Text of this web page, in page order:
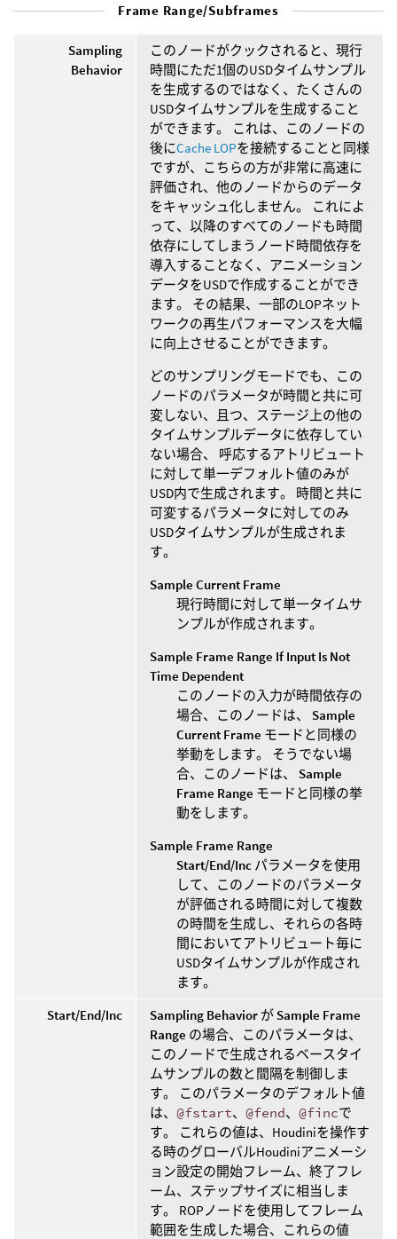
Frame Range/Subframes
Sampling
Behavior
このノードがクックされると、現行
時間にただ1個のUSDタイムサンプル
を生成するのではなく、たくさんの
USDタイムサンプルを生成すること
ができます。 これは、このノードの
後にCache LOPを接続することと同様
ですが、こちらの方が非常に高速に
評価され、他のノードからのデータ
をキャッシュ化しません。 これによ
って、以降のすべてのノードも時間
依存にしてしまうノード時間依存を
導入することなく、アニメーション
データをUSDで作成することができ
ます。 その結果、一部のLOPネット
ワークの再生パフォーマンスを大幅
に向上させることができます。
どのサンプリングモードでも、この
ノードのパラメータが時間と共に可
変しない、且つ、ステージ上の他の
タイムサンプルデータに依存してい
ない場合、 呼応するアトリビュート
に対して単一デフォルト値のみが
USD内で生成されます。 時間と共に
可変するパラメータに対してのみ
USDタイムサンプルが生成されま
す。
Sample Current Frame
現行時間に対して単一タイムサ
ンプルが作成されます。
Sample Frame Range If Input Is Not
Time Dependent
このノードの入力が時間依存の
場合、このノードは、 Sample
Current Frame モードと同様の
挙動をします。 そうでない場
合、このノードは、 Sample
Frame Range モードと同様の挙
動をします。
Sample Frame Range
Start/End/Inc パラメータを使用
して、このノードのパラメータ
が評価される時間に対して複数
の時間を生成し、それらの各時
間においてアトリビュート毎に
USDタイムサンプルが作成され
ます。
Start/End/Inc
Sampling Behavior が Sample Frame
Range の場合、このパラメータは、
このノードで生成されるベースタイ
ムサンプルの数と間隔を制御しま
す。 このパラメータのデフォルト値
は、 @fstart、 @fend、 @fincで
す。 これらの値は、Houdiniを操作す
る時のグローバルHoudiniアニメーシ
ョン設定の開始フレーム、終了フレ
ーム、ステップサイズに相当しま
す。 ROPノードを使用してフレーム
範囲を生成した場合、これらの値